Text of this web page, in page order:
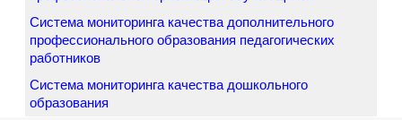
Система мониторинга качества дополнительного
профессионального образования педагогических
работников
Система мониторинга качества дошкольного
образования